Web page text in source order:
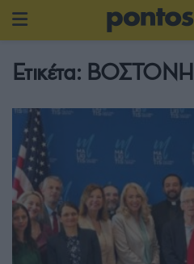
Ετικέτα: ΒΟΣΤΟΝΗ